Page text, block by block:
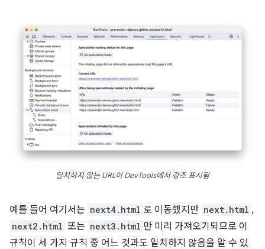
일치하지 않는 URL이 DevTools에서 강조 표시됨
예를 들어 여기서는 next4.html 로 이동했지만 next.html ,
next2.html 또는 next3.html 만 미리 가져오기되므로 이
규칙이 세 가지 규칙 중 어느 것과도 일치하지 않음을 알 수 있